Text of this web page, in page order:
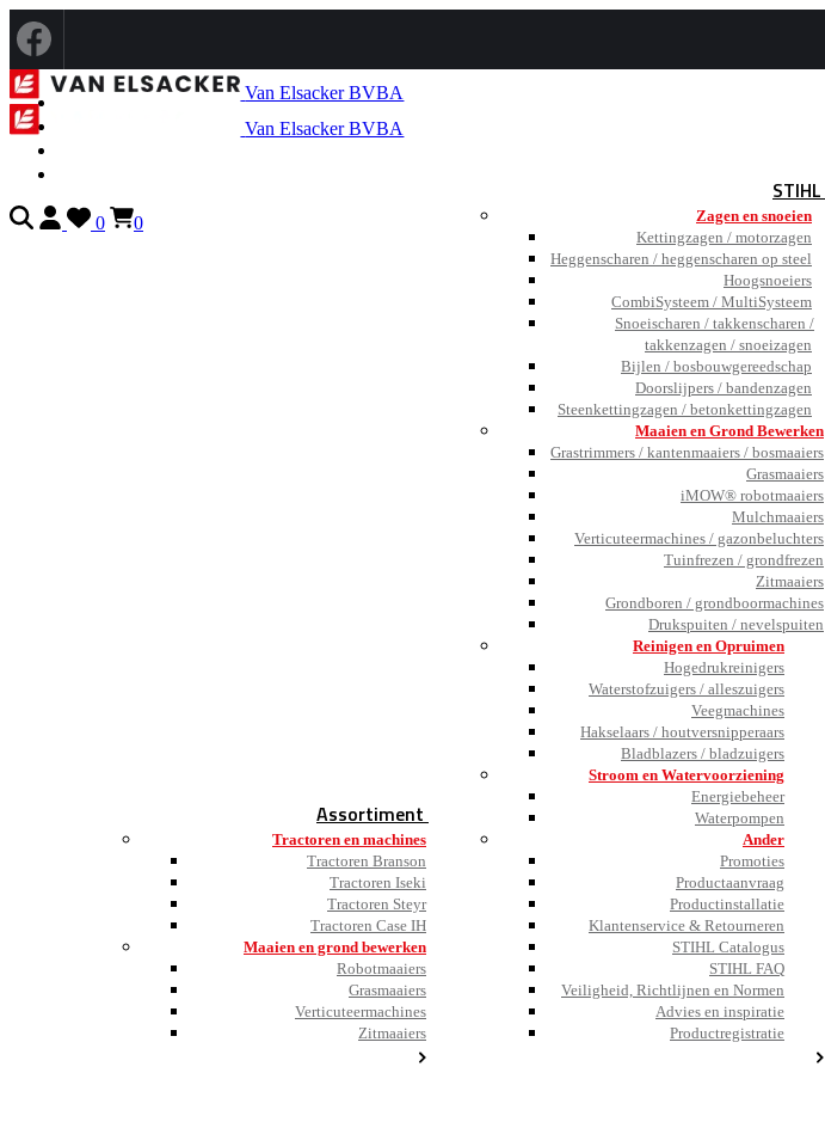
0 0
Van Elsacker BVBA
Van Elsacker BVBA
Assortiment
Tractoren en machines
Tractoren Branson
Tractoren Iseki
Tractoren Steyr
Tractoren Case IH
Maaien en grond bewerken
Robotmaaiers
Grasmaaiers
Verticuteermachines
Zitmaaiers
STIHL
Zagen en snoeien
Kettingzagen / motorzagen
Heggenscharen / heggenscharen op steel
Hoogsnoeiers
CombiSysteem / MultiSysteem
Snoeischaren / takkenscharen /
takkenzagen / snoeizagen
Bijlen / bosbouwgereedschap
Doorslijpers / bandenzagen
Steenkettingzagen / betonkettingzagen
Maaien en Grond Bewerken
Grastrimmers / kantenmaaiers / bosmaaiers
Grasmaaiers
iMOW® robotmaaiers
Mulchmaaiers
Verticuteermachines / gazonbeluchters
Tuinfrezen / grondfrezen
Zitmaaiers
Grondboren / grondboormachines
Drukspuiten / nevelspuiten
Reinigen en Opruimen
Hogedrukreinigers
Waterstofzuigers / alleszuigers
Veegmachines
Hakselaars / houtversnipperaars
Bladblazers / bladzuigers
Stroom en Watervoorziening
Energiebeheer
Waterpompen
Ander
Promoties
Productaanvraag
Productinstallatie
Klantenservice & Retourneren
STIHL Catalogus
STIHL FAQ
Veiligheid, Richtlijnen en Normen
Advies en inspiratie
Productregistratie